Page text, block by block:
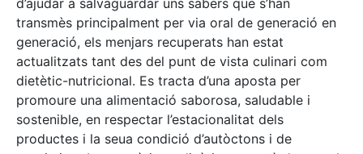
transmès principalment per via oral de generació en
generació, els menjars recuperats han estat
actualitzats tant des del punt de vista culinari com
dietètic-nutricional. Es tracta d’una aposta per
promoure una alimentació saborosa, saludable i
sostenible, en respectar l’estacionalitat dels
productes i la seua condició d’autòctons i de